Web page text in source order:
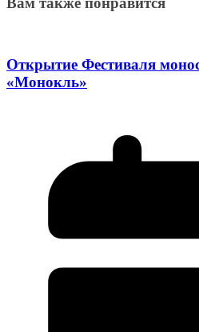
Открытие Фестиваля
«Монокль»